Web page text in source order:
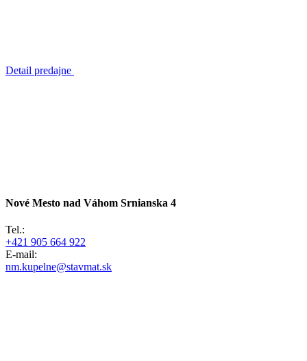
Detail predajne
Nové Mesto nad Váhom Srnianska 4
Tel.:
+421 905 664 922
E-mail:
nm.kupelne@stavmat.sk